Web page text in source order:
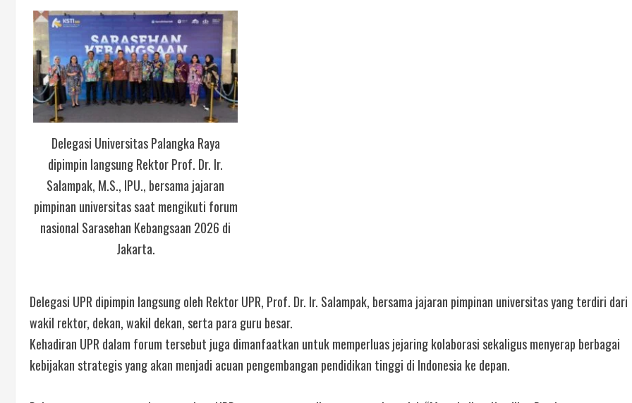
Delegasi Universitas Palangka Raya
dipimpin langsung Rektor Prof. Dr. Ir.
Salampak, M.S., IPU., bersama jajaran
pimpinan universitas saat mengikuti forum
nasional Sarasehan Kebangsaan 2026 di
Jakarta.
Delegasi UPR dipimpin langsung oleh Rektor UPR, Prof. Dr. Ir. Salampak, bersama jajaran pimpinan universitas yang terdiri dari
wakil rektor, dekan, wakil dekan, serta para guru besar.
Kehadiran UPR dalam forum tersebut juga dimanfaatkan untuk memperluas jejaring kolaborasi sekaligus menyerap berbagai
kebijakan strategis yang akan menjadi acuan pengembangan pendidikan tinggi di Indonesia ke depan.